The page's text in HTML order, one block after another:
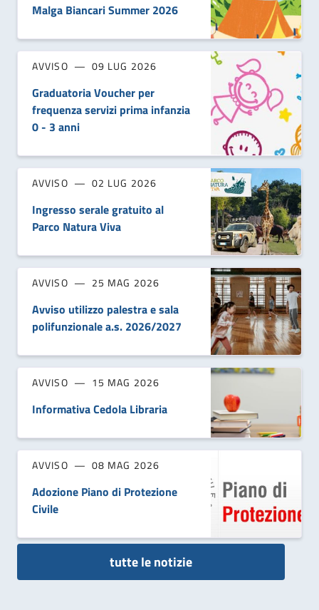
Malga Biancari Summer 2026
AVVISO 09 LUG 2026
Graduatoria Voucher per
frequenza servizi prima infanzia
0 - 3 anni
AVVISO 02 LUG 2026
Ingresso serale gratuito al
Parco Natura Viva
AVVISO 25 MAG 2026
Avviso utilizzo palestra e sala
polifunzionale a.s. 2026/2027
AVVISO 15 MAG 2026
Informativa Cedola Libraria
AVVISO 08 MAG 2026
Adozione Piano di Protezione
Civile
tutte le notizie